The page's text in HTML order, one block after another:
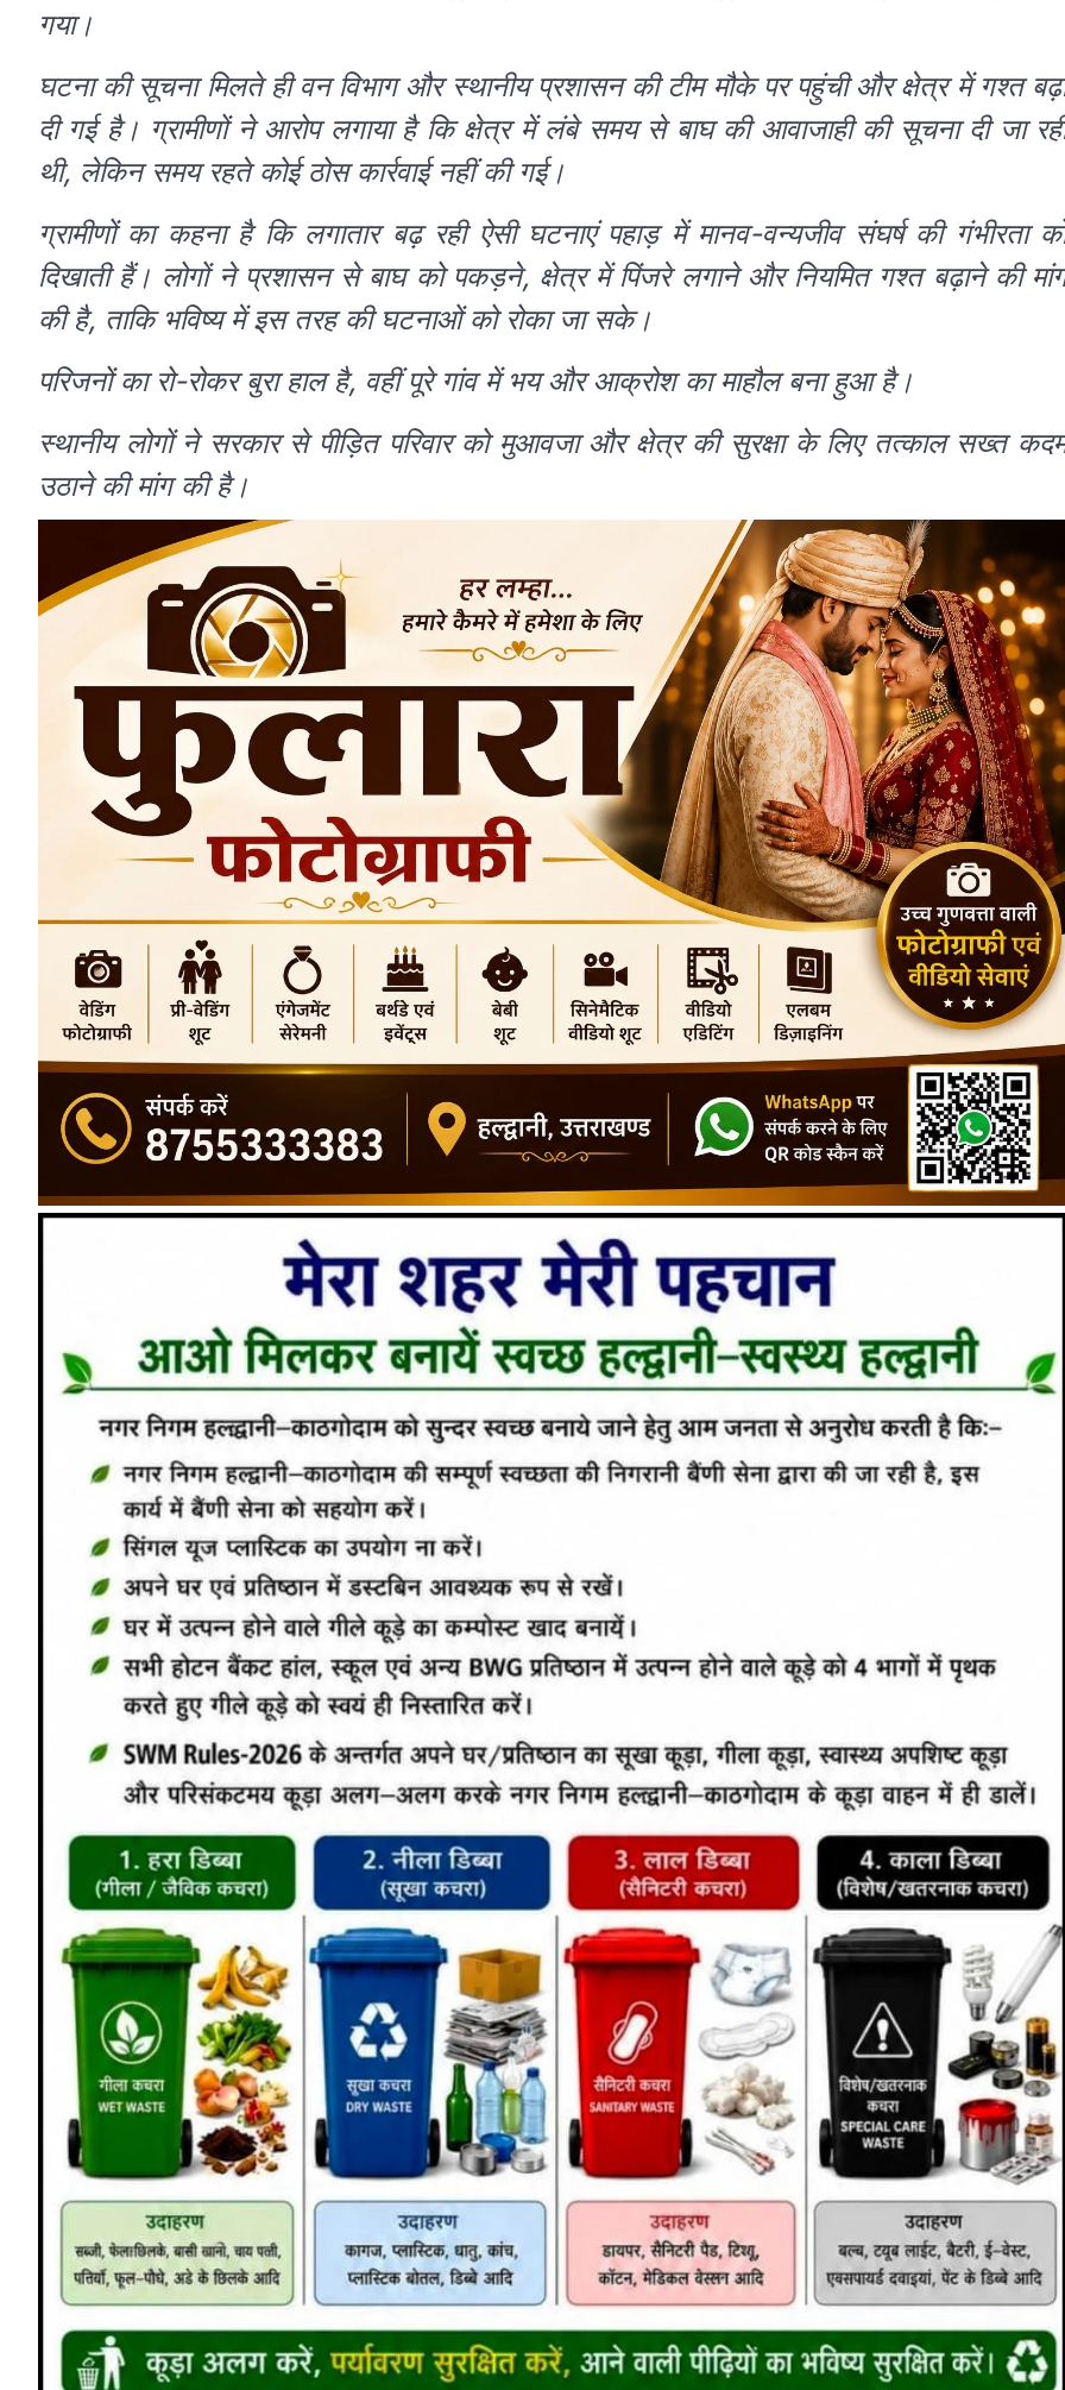
गया।
घटना की सूचना मिलते ही वन विभाग और स्थानीय प्रशासन की टीम मौके पर पहुंची और क्षेत्र में गश्त
दी गई है। ग्रामीणों ने आरोप लगाया है कि क्षेत्र में लंबे समय से बाघ की आवाजाही की सूचना दी जा
थी, लेकिन समय रहते कोई ठोस कार्रवाई नहीं की गई।
ग्रामीणों का कहना है कि लगातार बढ़ रही ऐसी घटनाएं पहाड़ में मानव-वन्यजीव संघर्ष की गंभीरता
दिखाती हैं। लोगों ने प्रशासन से बाघ को पकड़ने, क्षेत्र में पिंजरे लगाने और नियमित गश्त बढ़ाने की
की है, ताकि भविष्य में इस तरह की घटनाओं को रोका जा सके।
परिजनों का रो-रोकर बुरा हाल है, वहीं पूरे गांव में भय और आक्रोश का माहौल बना हुआ है।
स्थानीय लोगों ने सरकार से पीड़ित परिवार को मुआवजा और क्षेत्र की सुरक्षा के लिए तत्काल सख्त
उठाने की मांग की है।